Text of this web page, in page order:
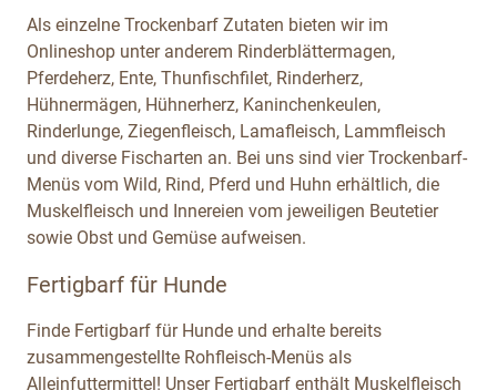
Als einzelne Trockenbarf Zutaten bieten wir im
Onlineshop unter anderem Rinderblättermagen,
Pferdeherz, Ente, Thunfischfilet, Rinderherz,
Hühnermägen, Hühnerherz, Kaninchenkeulen,
Rinderlunge, Ziegenfleisch, Lamafleisch, Lammfleisch
und diverse Fischarten an. Bei uns sind vier Trockenbarf-
Menüs vom Wild, Rind, Pferd und Huhn erhältlich, die
Muskelfleisch und Innereien vom jeweiligen Beutetier
sowie Obst und Gemüse aufweisen.
Fertigbarf für Hunde
Finde Fertigbarf für Hunde und erhalte bereits
zusammengestellte Rohfleisch-Menüs als
Alleinfuttermittel! Unser Fertigbarf enthält Muskelfleisch